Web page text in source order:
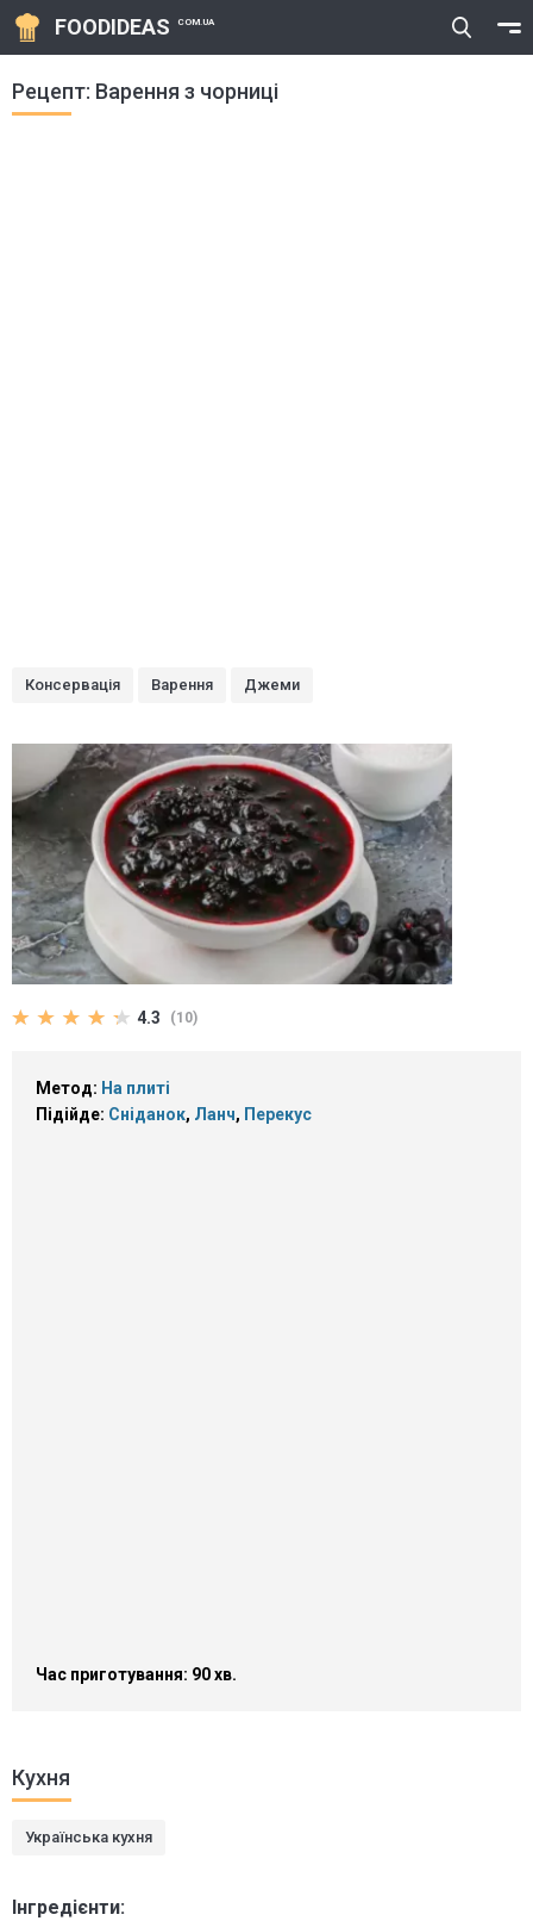
FOODIDEAS COM.UA
Рецепт: Варення з чорниці
Консервація Варення Джеми
4.3 (10)
Метод: На плиті
Підійде: Сніданок, Ланч, Перекус
Час приготування: 90 хв.
Кухня
Українська кухня
Інгредієнти: